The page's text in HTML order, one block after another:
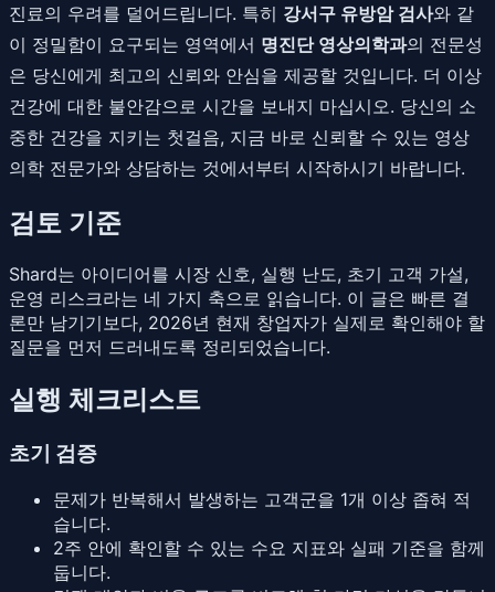
진료의 우려를 덜어드립니다. 특히 강서구 유방암 검사와 같
이 정밀함이 요구되는 영역에서 명진단 영상의학과의 전문성
은 당신에게 최고의 신뢰와 안심을 제공할 것입니다. 더 이상
건강에 대한 불안감으로 시간을 보내지 마십시오. 당신의 소
중한 건강을 지키는 첫걸음, 지금 바로 신뢰할 수 있는 영상
의학 전문가와 상담하는 것에서부터 시작하시기 바랍니다.
검토 기준
Shard는 아이디어를 시장 신호, 실행 난도, 초기 고객 가설,
운영 리스크라는 네 가지 축으로 읽습니다. 이 글은 빠른 결
론만 남기기보다, 2026년 현재 창업자가 실제로 확인해야 할
질문을 먼저 드러내도록 정리되었습니다.
실행 체크리스트
초기 검증
문제가 반복해서 발생하는 고객군을 1개 이상 좁혀 적
습니다.
2주 안에 확인할 수 있는 수요 지표와 실패 기준을 함께
둡니다.